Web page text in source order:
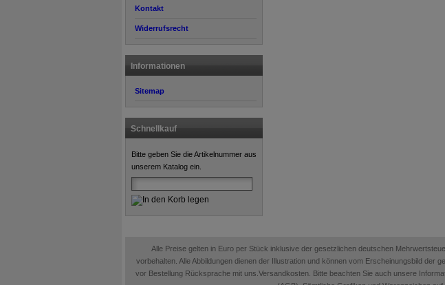
Kontakt
Widerrufsrecht
Informationen
Sitemap
Schnellkauf
Bitte geben Sie die Artikelnummer aus
unserem Katalog ein.
Alle Preise gelten in Euro per Stück inklusive der gesetzlichen deutschen
vorbehalten. Alle Abbildungen dienen der Illustration und können vom Erscheinungsbild der
vor Bestellung Rücksprache mit uns.Versandkosten. Bitte beachten Sie auch unsere